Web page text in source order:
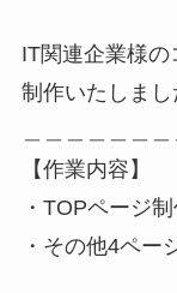
IT関連企業様
制作いたしまし
【作業内容】
・TOPページ
・その他4ペー